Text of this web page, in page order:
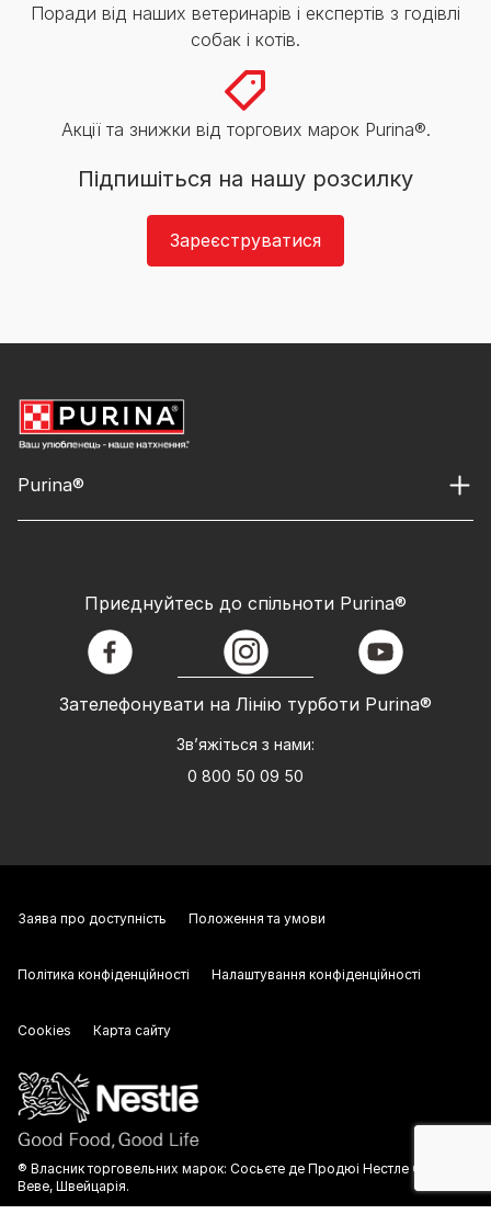
Поради від наших ветеринарів і експертів з годівлі
собак і котів.
Акції та знижки від торгових марок Purina®.
Підпишіться на нашу розсилку
Зареєструватися
Purina®
Зателефонувати на Лінію турботи Purina®
Зв’яжіться з нами:
0 800 50 09 50
Приєднуйтесь до спільноти Purina®
facebook instagram youtube
® Власник торговельних марок: Сосьєте де Продюі Нестле С.А.,
Веве, Швейцарія.
Заява про доступність Положення та умови
Політика конфіденційності Налаштування конфіденційності
Cookies Карта сайту